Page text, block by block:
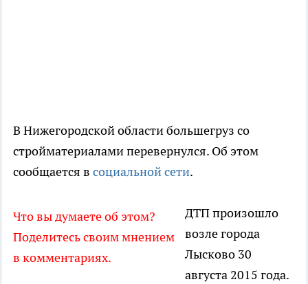
В Нижегородской области большегруз со
стройматериалами перевернулся. Об этом
сообщается в социальной сети.
Что вы думаете об этом?
Поделитесь своим мнением
в комментариях.
ДТП произошло
возле города
Лысково 30
августа 2015 года.